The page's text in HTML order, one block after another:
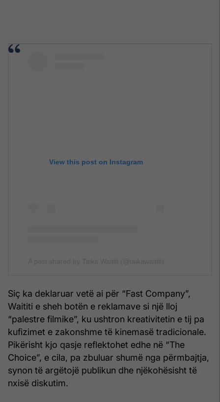
View this post on Instagram
Siç ka deklaruar vetë ai për “Fast Company”,
Waititi e sheh botën e reklamave si një lloj
“palestre filmike”, ku ushtron kreativitetin e tij pa
kufizimet e zakonshme të kinemasë tradicionale.
Pikërisht kjo qasje reflektohet edhe në “The
Choice”, e cila, pa zbuluar shumë nga përmbajtja,
synon të argëtojë publikun dhe njëkohësisht të
nxisë diskutim.